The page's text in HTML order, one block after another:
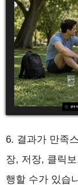
6. 결과가 만족
장, 저장, 클릭
행할 수가 있습